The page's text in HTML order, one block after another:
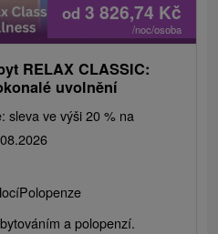
od 3 826,74 Kč
/noc/osoba
RELAX CLASSIC:
uvolnění
sleva ve výši 20 % na
Polopenze
a polopenzí.